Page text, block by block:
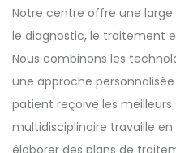
Notre centre offre une
le diagnostic, le traitement
Nous combinons les
une approche
patient reçoive les meilleurs
multidisciplinaire travaille
élaborer des plans de